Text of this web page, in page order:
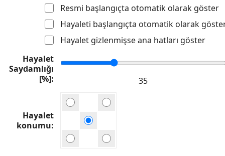
Resmi başlangıçta otomatik olarak göster
Hayaleti başlangıçta otomatik olarak
Hayalet gizlenmişse ana hatları göster
Hayalet
Saydamlığı
[%]
Hayalet
konumu